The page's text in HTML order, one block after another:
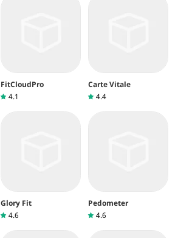
FitCloudPro
4.1
Carte Vitale
4.4
Glory Fit
4.6
Pedometer
4.6